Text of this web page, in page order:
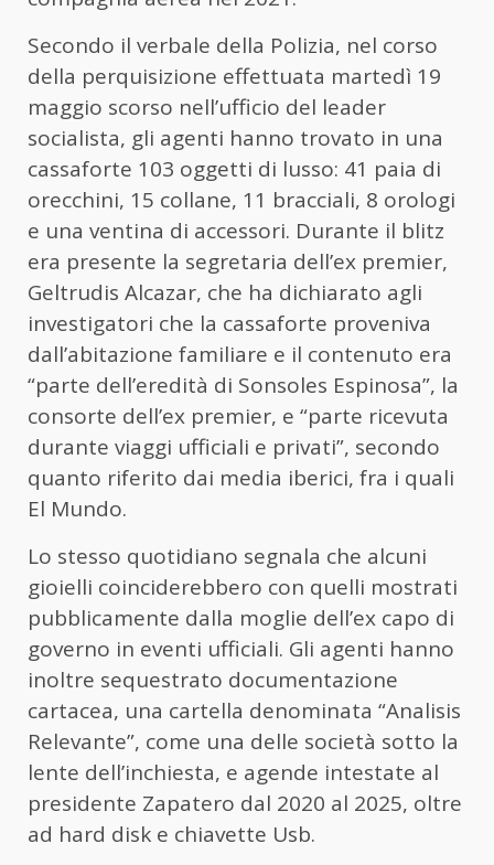
Secondo il verbale della Polizia, nel corso
della perquisizione effettuata martedì 19
maggio scorso nell’ufficio del leader
socialista, gli agenti hanno trovato in una
cassaforte 103 oggetti di lusso: 41 paia di
orecchini, 15 collane, 11 bracciali, 8 orologi
e una ventina di accessori. Durante il blitz
era presente la segretaria dell’ex premier,
Geltrudis Alcazar, che ha dichiarato agli
investigatori che la cassaforte proveniva
dall’abitazione familiare e il contenuto era
“parte dell’eredità di Sonsoles Espinosa”, la
consorte dell’ex premier, e “parte ricevuta
durante viaggi ufficiali e privati”, secondo
quanto riferito dai media iberici, fra i quali
El Mundo.
Lo stesso quotidiano segnala che alcuni
gioielli coinciderebbero con quelli mostrati
pubblicamente dalla moglie dell’ex capo di
governo in eventi ufficiali. Gli agenti hanno
inoltre sequestrato documentazione
cartacea, una cartella denominata “Analisis
Relevante”, come una delle società sotto la
lente dell’inchiesta, e agende intestate al
presidente Zapatero dal 2020 al 2025, oltre
ad hard disk e chiavette Usb.